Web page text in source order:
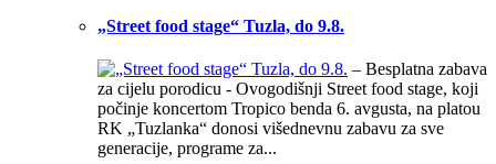
„Street food stage“ Tuzla, do 9.8.
– Besplatna zabava
za cijelu porodicu - Ovogodišnji Street food stage, koji
počinje koncertom Tropico benda 6. avgusta, na platou
RK „Tuzlanka“ donosi višednevnu zabavu za sve
generacije, programe za...